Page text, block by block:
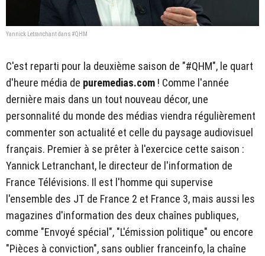
Yannick Letranchant dans #QHM
C'est reparti pour la deuxième saison de "#QHM", le quart
d'heure média de puremedias.com ! Comme l'année
dernière mais dans un tout nouveau décor, une
personnalité du monde des médias viendra régulièrement
commenter son actualité et celle du paysage audiovisuel
français. Premier à se prêter à l'exercice cette saison :
Yannick Letranchant, le directeur de l'information de
France Télévisions. Il est l'homme qui supervise
l'ensemble des JT de France 2 et France 3, mais aussi les
magazines d'information des deux chaînes publiques,
comme "Envoyé spécial", "L'émission politique" ou encore
"Pièces à conviction", sans oublier franceinfo, la chaîne